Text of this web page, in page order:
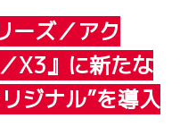
ーズ／アク
X3』に新たな
ジナル”を導入